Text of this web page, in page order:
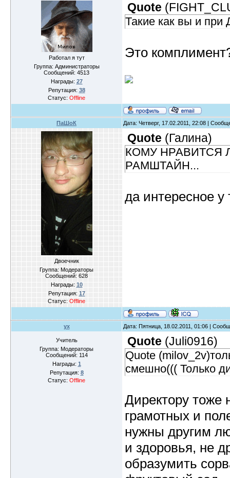
Работал я тут
Группа: Администраторы
Сообщений: 4513
Награды: 27
Репутация: 38
Статус: Offline
Quote (
Такие как вы и при
Это
ПаШоК Дата: Четверг, 17.02.2011, 22:08 |
Двоечник
Группа: Модераторы
Сообщений: 628
Награды: 10
Репутация: 17
Статус: Offline
Quote (Галина)
КОМУ НРАВИТСЯ
РАМШТАЙН...
да интересное у
yx Дата: Пятница, 18.02.2011, 01:06 |
Учитель
Группа: Модераторы
Сообщений: 114
Награды: 1
Репутация: 8
Статус: Offline
Quote (Juli0916)
Quote
смешно((( Только
Директору тоже
грамотных и
нужны другим
и здоровья, не
образумить